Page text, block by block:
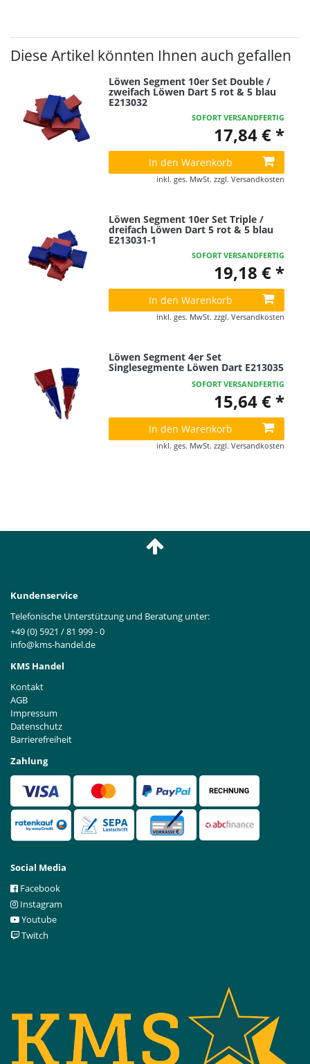
Diese Artikel könnten Ihnen auch gefallen
Löwen Segment 10er Set Double /
zweifach Löwen Dart 5 rot & 5 blau
E213032
SOFORT VERSANDFERTIG
17,84 € *
In den Warenkorb
inkl. ges. MwSt. zzgl. Versandkosten
Löwen Segment 10er Set Triple /
dreifach Löwen Dart 5 rot & 5 blau
E213031-1
SOFORT VERSANDFERTIG
19,18 € *
In den Warenkorb
inkl. ges. MwSt. zzgl. Versandkosten
Löwen Segment 4er Set
Singlesegmente Löwen Dart E213035
SOFORT VERSANDFERTIG
15,64 € *
In den Warenkorb
inkl. ges. MwSt. zzgl. Versandkosten
Kundenservice
Telefonische Unterstützung und Beratung unter:
+49 (0) 5921 / 81 999 - 0
info@kms-handel.de
KMS Handel
Kontakt
AGB
Impressum
Datenschutz
Barrierefreiheit
Zahlung
Social Media
Facebook
Instagram
Youtube
Twitch